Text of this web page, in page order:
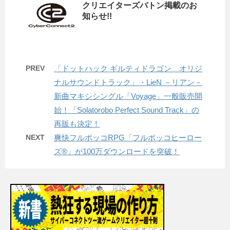
クリエイターズバトン掲載のお
知らせ!!
PREV
「ドットハック ギルティドラゴン オリジ
ナルサウンドトラック」・LieN －リアン－
新曲マキシシングル「Voyage」一般販売開
始！「Solatorobo Perfect Sound Track」の
再販も決定！
NEXT
爽快フルボッコRPG「フルボッコヒーロー
ズ®」が100万ダウンロードを突破！